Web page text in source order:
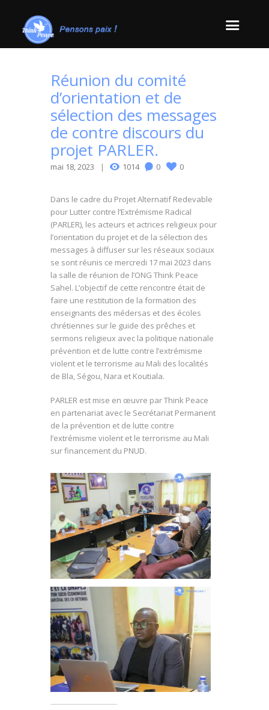
Réunion du comité
d’orientation et de
sélection des messages
de contre discours du
projet PARLER.
mai 18, 2023 1014 0 0
Dans le cadre du Projet Alternatif Redevable
pour Lutter contre l’Extrémisme Radical
(PARLER), les acteurs et actrices religieux pour
l’orientation du projet et de la sélection des
messages à diffuser sur les réseaux sociaux
se sont réunis ce mercredi 17 mai 2023 dans
la salle de réunion de l’ONG Think Peace
Sahel. L’objectif de cette rencontre était de
faire une restitution de la formation des
enseignants des médersas et des écoles
chrétiennes sur le guide des prêches et
sermons religieux avec la politique nationale
prévention et de lutte contre l’extrémisme
violent et le terrorisme au Mali des localités
de Bla, Ségou, Nara et Koutiala.
PARLER est mise en œuvre par Think Peace
en partenariat avec le Secrétariat Permanent
de la prévention et de lutte contre
l’extrémisme violent et le terrorisme au Mali
sur financement du PNUD.